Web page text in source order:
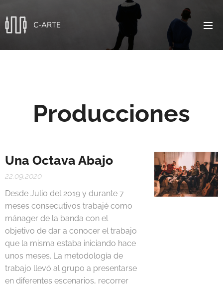
C-ARTE
Producciones
Una Octava Abajo
22.09.2020
Desde Julio del 2019 y durante 7
meses consecutivos trabajé como
mánager de la banda con el
objetivo de dar a conocer el trabajo
que la misma estaba iniciando hace
unos meses. La metodología de
trabajo llevó al grupo a presentarse
en diferentes escenarios, recorrer